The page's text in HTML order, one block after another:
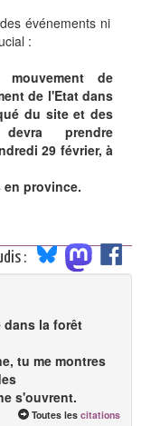
événements ni
:
de
de l'Etat dans
du site et des
prendre
29 février, à
en province.
:
dans la forêt
tu me montres
s'ouvrent.
Toutes les citations